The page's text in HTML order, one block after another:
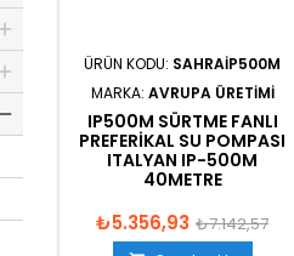
ÜRÜN KODU: SAHRAIP500M
MARKA: AVRUPA ÜRETIMI
IP500M SÜRTME FANLI
PREFERIKAL SU POMPASI
ITALYAN IP-500M
40METRE
₺5.356,93 ₺7.142,57